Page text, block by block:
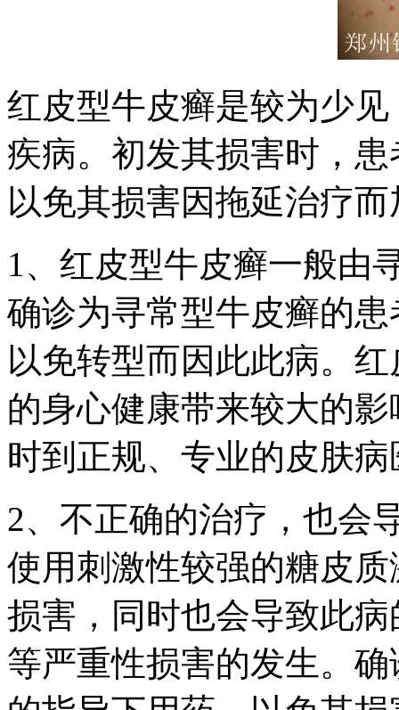
红皮型牛皮癣是较为少
疾病。初发其损害时，
以免其损害因拖延治疗
1、红皮型牛皮癣一般由
确诊为寻常型牛皮癣的
以免转型而因此此病。
的身心健康带来较大的
时到正规、专业的皮肤
2、不正确的治疗，也会
使用刺激性较强的糖皮
损害，同时也会导致此
等严重性损害的发生。